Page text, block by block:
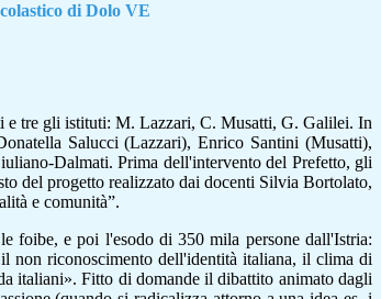
di Dolo VE
e tre gli istituti: M. Lazzari, C. Musatti, G. Galilei. In
Salucci (Lazzari), Enrico Santini (Musatti),
Dalmati. Prima dell'intervento del Prefetto, gli
del progetto realizzato dai docenti Silvia Bortolato,
e comunità”.
foibe, e poi l'esodo di 350 mila persone dall'Istria:
non riconoscimento dell'identità italiana, il clima di
italiani». Fitto di domande il dibattito animato dagli